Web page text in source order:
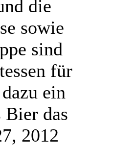
die
sowie
sind
für
ein
Bier das
2012